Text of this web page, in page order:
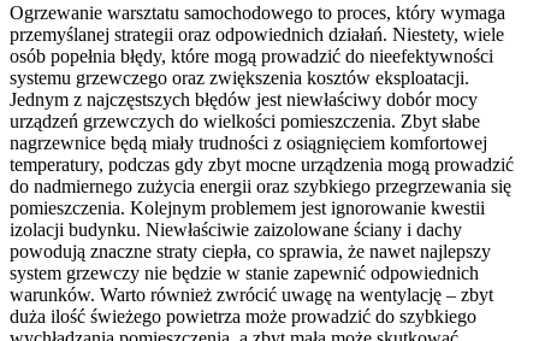
Ogrzewanie warsztatu samochodowego to proces, który wymaga
przemyślanej strategii oraz odpowiednich działań. Niestety, wiele
osób popełnia błędy, które mogą prowadzić do nieefektywności
systemu grzewczego oraz zwiększenia kosztów eksploatacji.
Jednym z najczęstszych błędów jest niewłaściwy dobór mocy
urządzeń grzewczych do wielkości pomieszczenia. Zbyt słabe
nagrzewnice będą miały trudności z osiągnięciem komfortowej
temperatury, podczas gdy zbyt mocne urządzenia mogą prowadzić
do nadmiernego zużycia energii oraz szybkiego przegrzewania się
pomieszczenia. Kolejnym problemem jest ignorowanie kwestii
izolacji budynku. Niewłaściwie zaizolowane ściany i dachy
powodują znaczne straty ciepła, co sprawia, że nawet najlepszy
system grzewczy nie będzie w stanie zapewnić odpowiednich
warunków. Warto również zwrócić uwagę na wentylację – zbyt
duża ilość świeżego powietrza może prowadzić do szybkiego